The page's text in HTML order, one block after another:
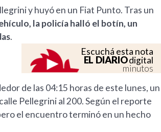
y huyó en un Fiat Punto. Tras un
la policía halló el botín, un
.
Escuchá esta nota
EL DIARIOdigital
minutos
de las 04:15 horas de este lunes, un
Pellegrini al 200. Según el reporte
el encuentro terminó en un hecho